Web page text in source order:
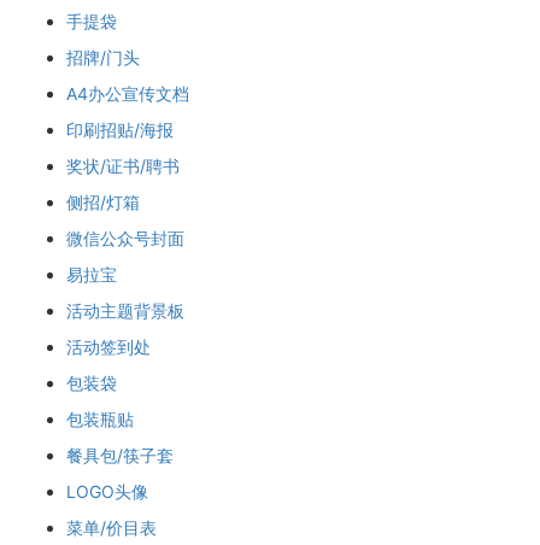
手提袋
招牌/门头
A4办公宣传文档
印刷招贴/海报
奖状/证书/聘书
侧招/灯箱
微信公众号封面
易拉宝
活动主题背景板
活动签到处
包装袋
包装瓶贴
餐具包/筷子套
LOGO头像
菜单/价目表